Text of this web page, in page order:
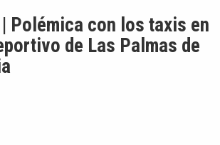
Polémica con los taxis en
de Las Palmas de